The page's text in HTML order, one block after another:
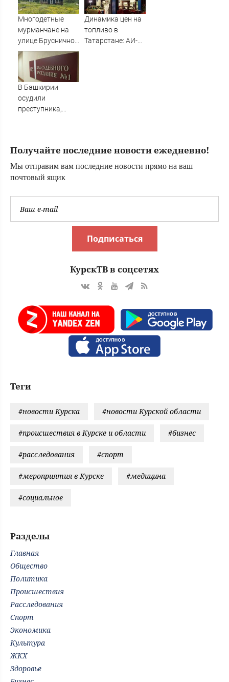
речи
Многодетные
мурманчане на
улице Брусничной
ждут
электричества 11
Динамика цен на
топливо в
Татарстане: АИ-92
В Башкирии
осудили
преступника,
Получайте последние новости ежедневно!
Мы отправим вам последние новости прямо на ваш
почтовый ящик
Подписаться
КурскТВ в соцсетях
Теги
#новости Курска #новости Курской области
#происшествия в Курске и области #бизнес
#расследования #спорт
#мероприятия в Курске #медицина
#социальное
Разделы
Главная
Общество
Политика
Происшествия
Расследования
Спорт
Экономика
Культура
ЖКХ
Здоровье